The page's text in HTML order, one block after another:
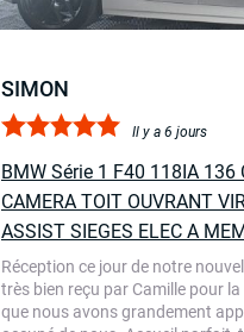
SIMON
Il y a 6 jours
BMW Série 1 F40 118IA 136
CAMERA TOIT OUVRANT
ASSIST SIEGES ELEC A
Réception ce jour de notre
très bien reçu par Camille pour
que nous avons grandement